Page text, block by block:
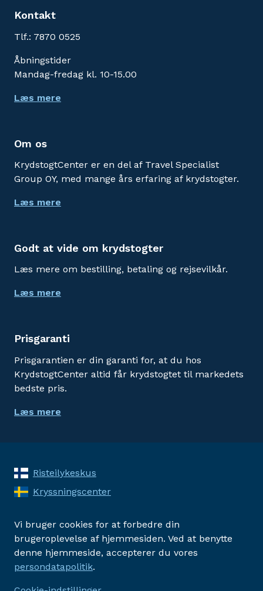
Kontakt
Tlf.: 7870 0525
Åbningstider
Mandag-fredag kl. 10-15.00
Læs mere
Om os
KrydstogtCenter er en del af Travel Specialist
Group OY, med mange års erfaring af krydstogter.
Læs mere
Godt at vide om krydstogter
Læs mere om bestilling, betaling og rejsevilkår.
Læs mere
Prisgaranti
Prisgarantien er din garanti for, at du hos
KrydstogtCenter altid får krydstogtet til markedets
bedste pris.
Læs mere
Risteilykeskus
Kryssningscenter
Vi bruger cookies for at forbedre din
brugeroplevelse af hjemmesiden. Ved at benytte
denne hjemmeside, accepterer du vores
persondatapolitik.